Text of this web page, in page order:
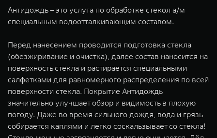
Веди за собой
от 6 499 000 ₽
Сила признания
от 10 199 000 ₽
WEY 07 WEY 05
Корпоративным клиентам
TANK ФИНАНСЫ
TANK Кредит
TANK Лизинг
TANK Страхование
Специальные предложения
Моторные масла
ЦИФРОВЫЕ СЕРВИСЫ TANK
Цифровые сервисы TANK
Подписки
Антидождь – это услуга по обработке стекол а/м
специальным водоотталкивающим составом.
Перед нанесением проводится подготовка стекла
(обезжиривание и очистка), далее состав наносится на
поверхность стекла и растирается специальными
салфетками для равномерного распределения по всей
поверхности стекла. Покрытие Антидождь
значительно улучшает обзор и видимость в плохую
погоду. Даже во время сильного дождя, вода и грязь
собирается каплями и легко соскальзывает со стекла!